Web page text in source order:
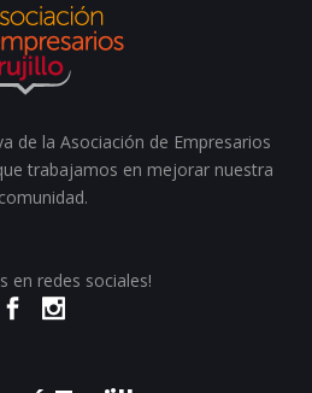
de la Asociación de Empresarios
trabajamos en mejorar nuestra
comunidad.
en redes sociales!